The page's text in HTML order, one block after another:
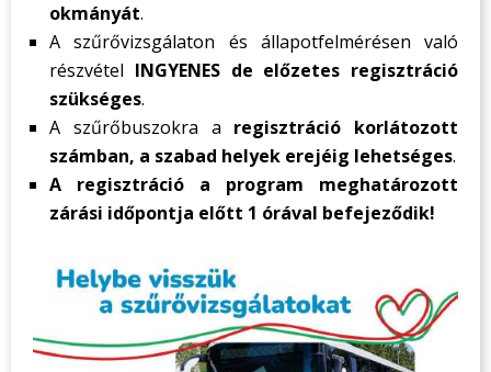
okmányát.
A szűrővizsgálaton és állapotfelmérésen való
részvétel INGYENES de előzetes regisztráció
szükséges.
A szűrőbuszokra a regisztráció korlátozott
számban, a szabad helyek erejéig lehetséges.
A regisztráció a program meghatározott
zárási időpontja előtt 1 órával befejeződik!